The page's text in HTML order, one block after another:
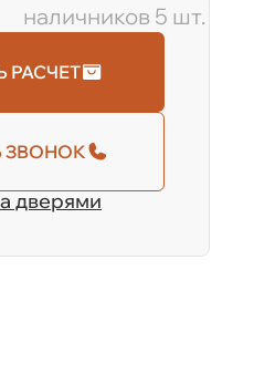
наличников 5 шт.
РАСЧЕТ
ЗВОНОК
дверями